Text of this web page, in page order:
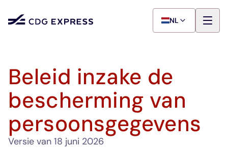
NL
Beleid inzake de
bescherming van
persoonsgegevens
Versie van 18 juni 2026